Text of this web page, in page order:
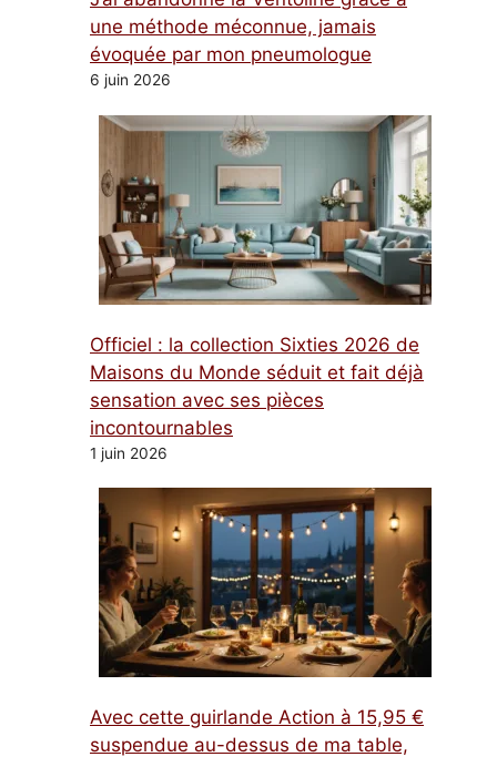
une méthode méconnue, jamais
évoquée par mon pneumologue
6 juin 2026
Officiel : la collection Sixties 2026 de
Maisons du Monde séduit et fait déjà
sensation avec ses pièces
incontournables
1 juin 2026
Avec cette guirlande Action à 15,95 €
suspendue au-dessus de ma table,